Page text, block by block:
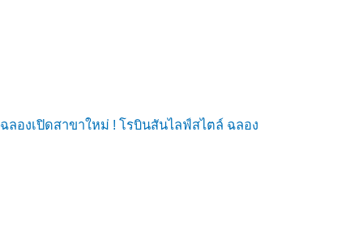
ฉลองเปิดสาขาใหม่ ! โรบินสันไลฟ์สไตล์ ฉลอง